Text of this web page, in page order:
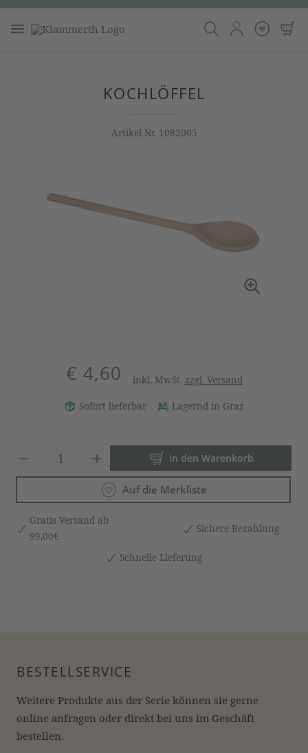
KOCHLÖFFEL
Artikel Nr. 1082005
€ 4,60 inkl. MwSt. zzgl. Versand
Sofort lieferbar Lagernd in Graz
Produkt Anzahl: Gib den
In den Warenkorb
Auf die Merkliste
Gratis Versand ab
99,00€
Sichere Bezahlung
Schnelle Lieferung
BESTELLSERVICE
Weitere Produkte aus der Serie können sie gerne
online anfragen oder direkt bei uns im Geschäft
bestellen.